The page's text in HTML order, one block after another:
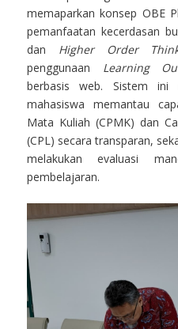
memaparkan konsep OBE
pemanfaatan kecerdasan
dan Higher Order
penggunaan Learning
berbasis web. Sistem ini
mahasiswa memantau
Mata Kuliah (CPMK) dan
(CPL) secara transparan,
melakukan evaluasi
pembelajaran.